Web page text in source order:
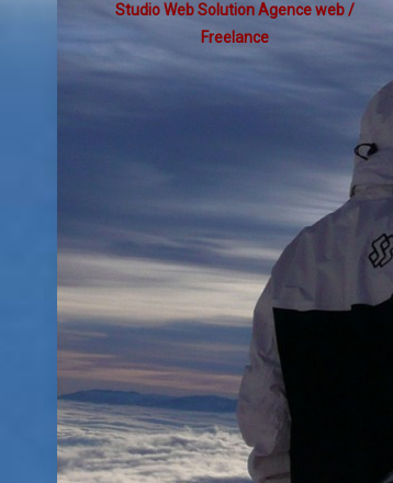
Studio Web Solution Agence web /
Freelance